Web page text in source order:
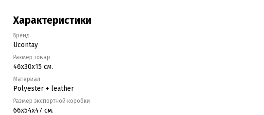
Характеристики
Бренд
Ucontay
Размер товар
46x30x15 см.
Материал
Polyester + leather
Размер экспортной коробки
66x54x47 см.